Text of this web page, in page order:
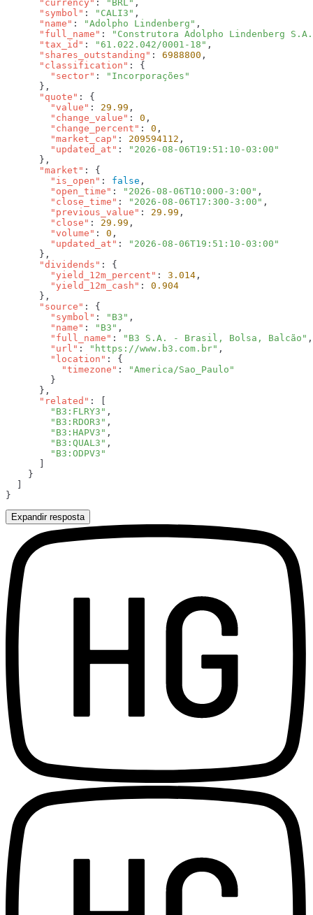
      "currency"
: "BRL"
      "symbol"
: "CALI3"
      "name"
: "Adolpho Lindenberg"
      "full_name"
:
"Construtora Adolpho Lindenberg
      "tax_id"
: "61.022.042/0001-18"
      "shares_outstanding"
: 6988800
      "classification"
        "sector"
:
      "quote"
        "value"
: 29.99
        "change_value"
: 0
        "change_percent"
: 0
        "market_cap"
: 209594112
        "updated_at"
:
      "market"
        "is_open"
: false
        "open_time"
: "2026-08-06T10:000-3:00"
        "close_time"
: "2026-08-06T17:300-3:00"
        "previous_value"
: 29.99
        "close"
: 29.99
        "volume"
: 0
        "updated_at"
:
      "dividends"
        "yield_12m_percent"
: 3.014
        "yield_12m_cash"
:
      "source"
        "symbol"
: "B3"
        "name"
: "B3"
        "full_name"
:
"B3 S.A. - Brasil, Bolsa, Balcão"
        "url"
: "https://www.b3.com.br"
        "location"
          "timezone"
:
      "related"
        "B3:FLRY3"
        "B3:RDOR3"
        "B3:HAPV3"
        "B3:QUAL3"
Expandir resposta